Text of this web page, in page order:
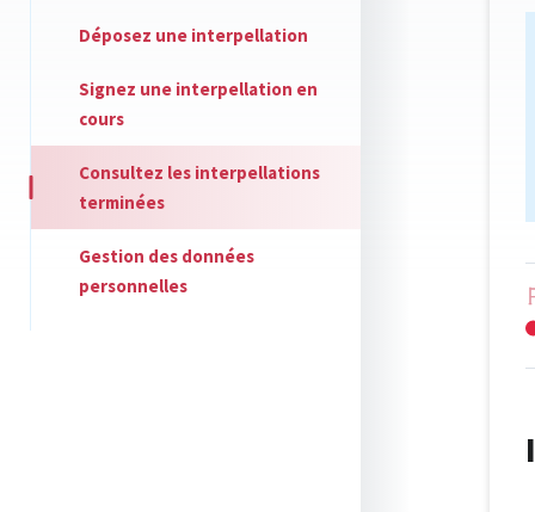
Déposez une interpellation
Signez une interpellation en
cours
Consultez les interpellations
terminées
Gestion des données
personnelles